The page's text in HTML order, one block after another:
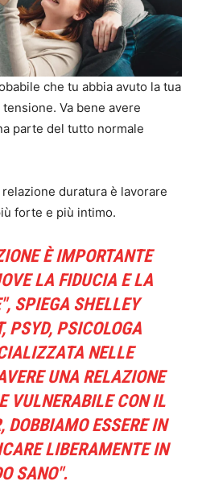
che tu abbia avuto la tua
Va bene avere
parte del tutto normale
duratura è lavorare
forte e più intimo.
È IMPORTANTE
LA FIDUCIA E LA
SPIEGA SHELLEY
PSYD, PSICOLOGA
NELLE
UNA RELAZIONE
VULNERABILE CON IL
DOBBIAMO ESSERE IN
LIBERAMENTE IN
SANO".